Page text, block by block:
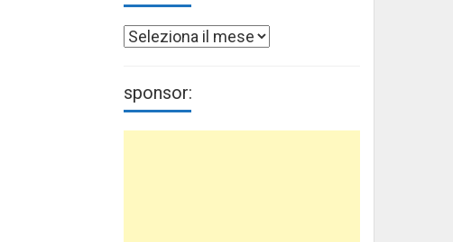
Archivi
sponsor: